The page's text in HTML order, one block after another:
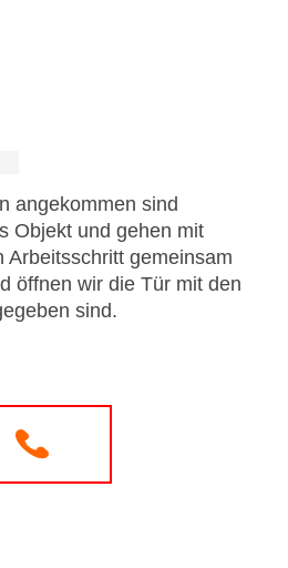
angekommen sind
Objekt und gehen mit
Arbeitsschritt gemeinsam
öffnen wir die Tür mit den
sind.